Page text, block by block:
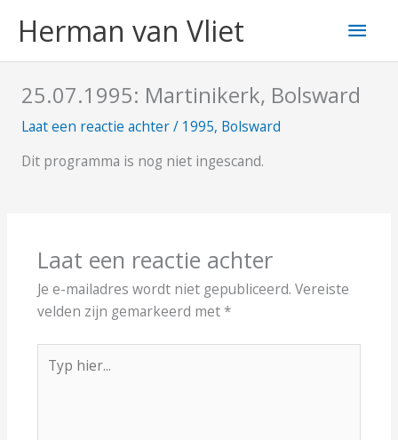
naarHerman van Vliet
25.07.1995: Martinikerk, Bolsward
Laat een reactie achter/ 1995, Bolsward
Dit programma is nog niet ingescand.
Laat een reactie achter
Je e-mailadres wordt niet gepubliceerd. Vereiste
velden zijn gemarkeerd met*
hier...